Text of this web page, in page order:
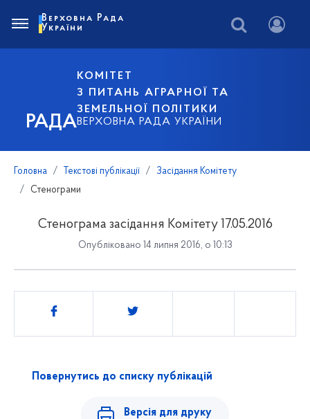
РАДА
КОМІТЕТ
З ПИТАНЬ АГРАРНОЇ ТА
ЗЕМЕЛЬНОЇ ПОЛІТИКИ
ВЕРХОВНА РАДА УКРАЇНИ
Верховна Рада
України
Головна Текстові публікації
Засідання Комітету
Стенограми
Стенограма засідання Комітету 17.05.2016
Опубліковано 14 липня 2016, о 10:13
Поділитись
Повернутись до списку публікацій
Версія для друку